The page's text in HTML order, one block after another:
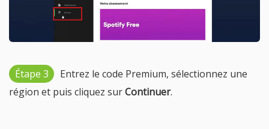
Étape 3
Entrez le code Premium, sélectionnez une
région et puis cliquez surContinuer.